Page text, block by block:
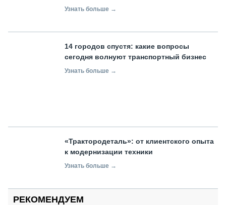
Узнать больше →
14 городов спустя: какие вопросы
сегодня волнуют транспортный бизнес
Узнать больше →
«Трактородеталь»: от клиентского опыта
к модернизации техники
Узнать больше →
РЕКОМЕНДУЕМ